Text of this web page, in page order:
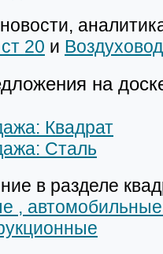
20 и
на
Квадрат
Сталь
в разделе
,